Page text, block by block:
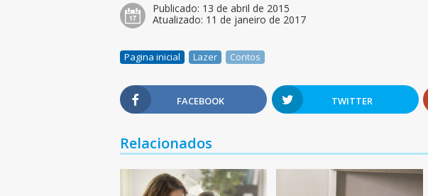
Publicado: 13 de abril de 2015
Atualizado: 11 de janeiro de 2017
Pagina inicial Lazer Contos
FACEBOOK TWITTER
Relacionados